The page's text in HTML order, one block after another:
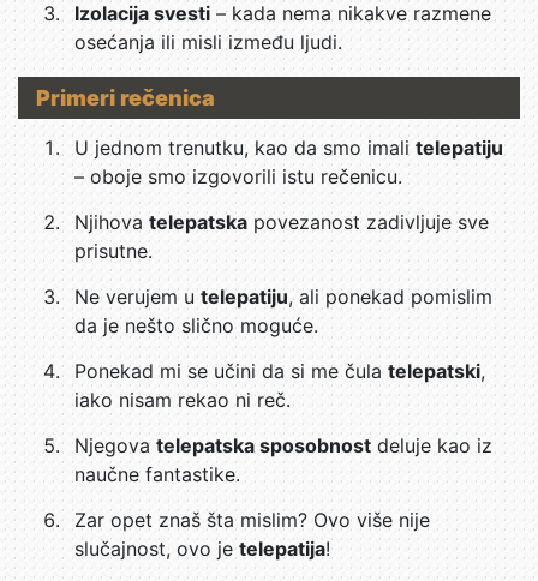
Izolacija svesti – kada nema nikakve razmene
osećanja ili misli između ljudi.
Primeri rečenica
U jednom trenutku, kao da smo imali telepatiju
– oboje smo izgovorili istu rečenicu.
Njihova telepatska povezanost zadivljuje sve
prisutne.
Ne verujem utelepatiju, ali ponekad pomislim
da je nešto slično moguće.
Ponekad mi se učini da si me čula telepatski,
iako nisam rekao ni reč.
Njegova telepatska sposobnost deluje kao iz
naučne fantastike.
Zar opet znaš šta mislim? Ovo više nije
slučajnost, ovo jetelepatija!